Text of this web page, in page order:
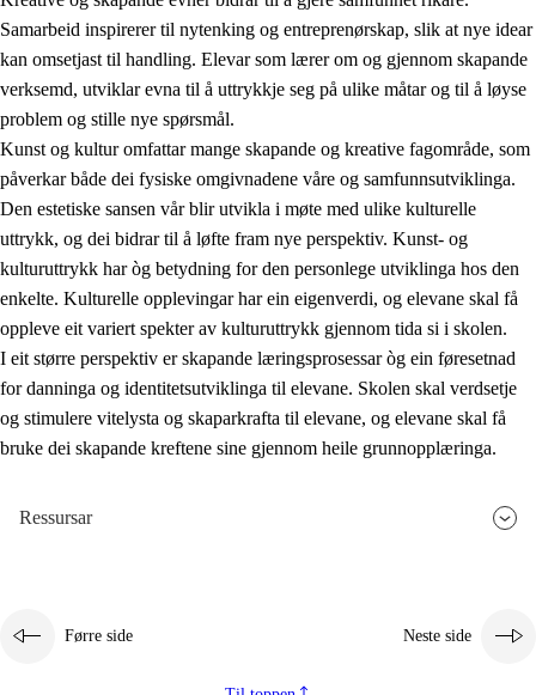
1.5 Respekt for naturen og miljøbevisstheit
1.6 Demokrati og medverknad
Samarbeid inspirerer til nytenking og entreprenørskap, slik at nye idear
kan omsetjast til handling. Elevar som lærer om og gjennom skapande
verksemd, utviklar evna til å uttrykkje seg på ulike måtar og til å løyse
problem og stille nye spørsmål.
Kunst og kultur omfattar mange skapande og kreative fagområde, som
påverkar både dei fysiske omgivnadene våre og samfunnsutviklinga.
Den estetiske sansen vår blir utvikla i møte med ulike kulturelle
uttrykk, og dei bidrar til å løfte fram nye perspektiv. Kunst- og
kulturuttrykk har òg betydning for den personlege utviklinga hos den
enkelte. Kulturelle opplevingar har ein eigenverdi, og elevane skal få
oppleve eit variert spekter av kulturuttrykk gjennom tida si i skolen.
I eit større perspektiv er skapande læringsprosessar òg ein føresetnad
for danninga og identitetsutviklinga til elevane. Skolen skal verdsetje
og stimulere vitelysta og skaparkrafta til elevane, og elevane skal få
bruke dei skapande kreftene sine gjennom heile grunnopplæringa.
Ressursar
Førre side Neste side